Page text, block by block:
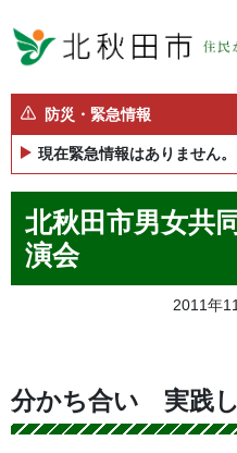
防災・緊急情報
現在緊急情報はありません。
北秋田市男女共
演会
2011年
分かち合い 実践